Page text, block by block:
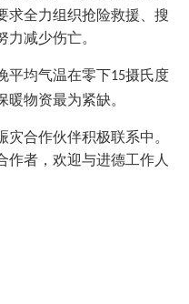
求全力组织抢险救援、搜
减少伤亡。
平均气温在零下15摄氏度
物资最为紧缺。
合作伙伴积极联系中。
作者，欢迎与进德工作人